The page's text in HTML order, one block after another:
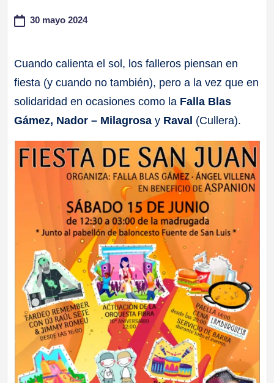
30 mayo 2024
Cuando calienta el sol, los falleros piensan en
fiesta (y cuando no también), pero a la vez que en
solidaridad en ocasiones como la Falla Blas
Gámez, Nador – Milagrosay Raval (Cullera).